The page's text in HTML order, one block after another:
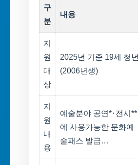
구
분
내용
지
원
대
상
2025년 기준 19세 청년
(2006년생)
지
원
내
용
예술분야 공연*･전시**
에 사용가능한 문화예
술패스 발급…